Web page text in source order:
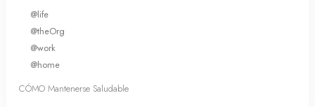
@life
@theOrg
@work
@home
CÓMO Mantenerse Saludable